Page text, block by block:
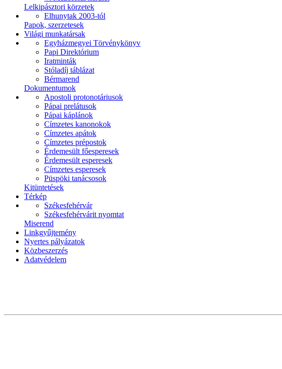
Lelkipásztori körzetek
Elhunytak 2003-tól
Papok, szerzetesek
Világi munkatársak
Egyházmegyei Törvénykönyv
Papi Direktórium
Iratminták
Stóladíj táblázat
Bérmarend
Dokumentumok
Apostoli protonotáriusok
Pápai prelátusok
Pápai káplánok
Címzetes kanonokok
Címzetes apátok
Címzetes prépostok
Érdemesült főesperesek
Érdemesült esperesek
Címzetes esperesek
Püspöki tanácsosok
Kitüntetések
Térkép
Székesfehérvár
Székesfehérvárit nyomtat
Miserend
Linkgyűjtemény
Nyertes pályázatok
Közbeszerzés
Adatvédelem